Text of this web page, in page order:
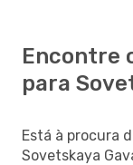
Encontre
para
Está à procura
Sovetskaya